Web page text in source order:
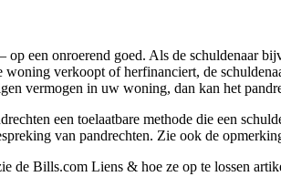
een onroerend goed. Als de schuldenaar
woning verkoopt of herfinanciert, de
vermogen in uw woning, dan kan het
een toelaatbare methode die een
van pandrechten. Zie ook de
de Bills.com Liens & hoe ze op te lossen